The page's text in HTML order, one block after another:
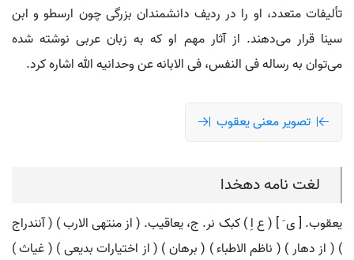
تألیفات متعدد، او را در ردیف دانشمندان بزرگی چون ارسطو و ابن
سینا قرار می‌دهند. از آثار مهم او که به زبان عربی نوشته شده
می‌توان به رساله فی النفس، فی الابانه عن وحدانیه الله اشاره کرد.
تصویر معنی یعقوب
لغت نامه دهخدا
یعقوب. [ ی َ ] ( ع اِ ) کبک نر. ج، یعاقیب. ( از منتهی الارب ) ( آنندراج
) ( از دهار ) ( ناظم الاطباء ) ( برهان ) ( از اختیارات بدیعی ) ( غیاث )